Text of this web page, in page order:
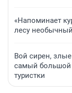
«Напоминает
лесу
Вой сирен, злые
самый большой
туристки